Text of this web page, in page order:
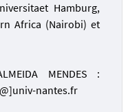
Hamburg,
Africa (Nairobi) et
MENDES :
nantes.fr